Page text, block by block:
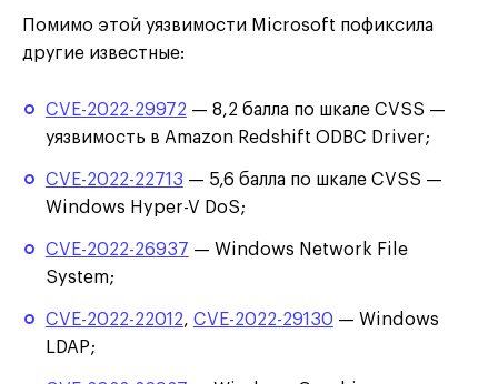
Помимо этой уязвимости Microsoft пофиксила
другие известные:
CVE-2022-29972 — 8,2 балла по шкале CVSS —
уязвимость в Amazon Redshift ODBC Driver;
CVE-2022-22713 — 5,6 балла по шкале CVSS —
Windows Hyper-V DoS;
CVE-2022-26937 — Windows Network File
System;
CVE-2022-22012, CVE-2022-29130 — Windows
LDAP;